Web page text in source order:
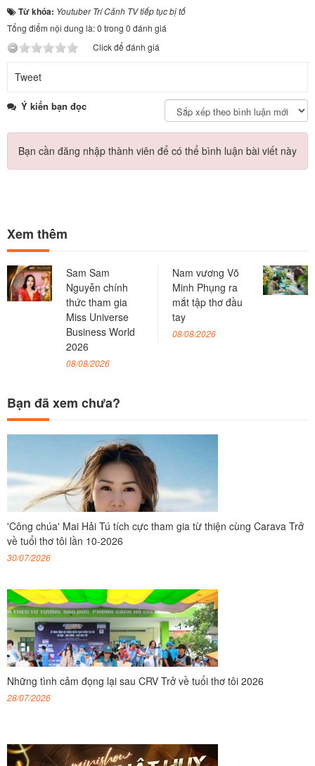
Từ khóa: Youtuber Trí Cảnh TV tiếp tục bị tố
Tổng điểm nội dung là: 0 trong 0 đánh giá
Click để đánh giá
Tweet
Ý kiến bạn đọc
Bạn cần đăng nhập thành viên để có thể bình luận bài viết này
Xem thêm
Sam Sam
Nguyễn chính
thức tham gia
Miss Universe
Business World
2026
08/08/2026
Nam vương Võ
Minh Phụng ra
mắt tập thơ đầu
tay
08/08/2026
Bạn đã xem chưa?
'Công chúa' Mai Hải Tú tích cực tham gia từ thiện cùng Carava Trở
về tuổi thơ tôi lần 10-2026
30/07/2026
Những tình cảm đọng lại sau CRV Trở về tuổi thơ tôi 2026
28/07/2026